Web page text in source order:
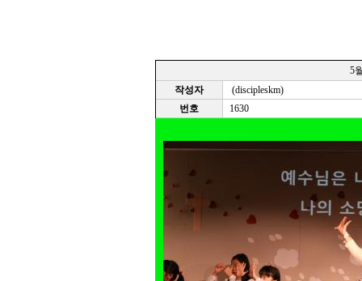
5
작성자
(discipleskm)
번호
1630